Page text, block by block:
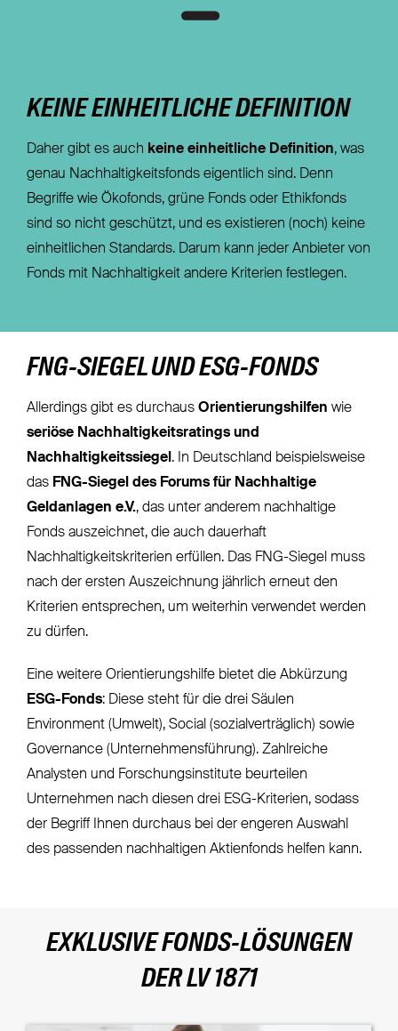
KEINE EINHEITLICHE DEFINITION
Daher gibt es auch keine einheitliche Definition, was
genau Nachhaltigkeitsfonds eigentlich sind. Denn
Begriffe wie Ökofonds, grüne Fonds oder Ethikfonds
sind so nicht geschützt, und es existieren (noch) keine
einheitlichen Standards. Darum kann jeder Anbieter von
Fonds mit Nachhaltigkeit andere Kriterien festlegen.
FNG-SIEGEL UND ESG-FONDS
Allerdings gibt es durchaus Orientierungshilfen wie
seriöse Nachhaltigkeitsratings und
Nachhaltigkeitssiegel . In Deutschland beispielsweise
das FNG-Siegel des Forums für Nachhaltige
Geldanlagen e.V., das unter anderem nachhaltige
Fonds auszeichnet, die auch dauerhaft
Nachhaltigkeitskriterien erfüllen. Das FNG-Siegel muss
nach der ersten Auszeichnung jährlich erneut den
Kriterien entsprechen, um weiterhin verwendet werden
zu dürfen.
Eine weitere Orientierungshilfe bietet die Abkürzung
ESG-Fonds: Diese steht für die drei Säulen
Environment (Umwelt), Social (sozialverträglich) sowie
Governance (Unternehmensführung). Zahlreiche
Analysten und Forschungsinstitute beurteilen
Unternehmen nach diesen drei ESG-Kriterien, sodass
der Begriff Ihnen durchaus bei der engeren Auswahl
des passenden nachhaltigen Aktienfonds helfen kann.
EXKLUSIVE FONDS-LÖSUNGEN
DER LV 1871